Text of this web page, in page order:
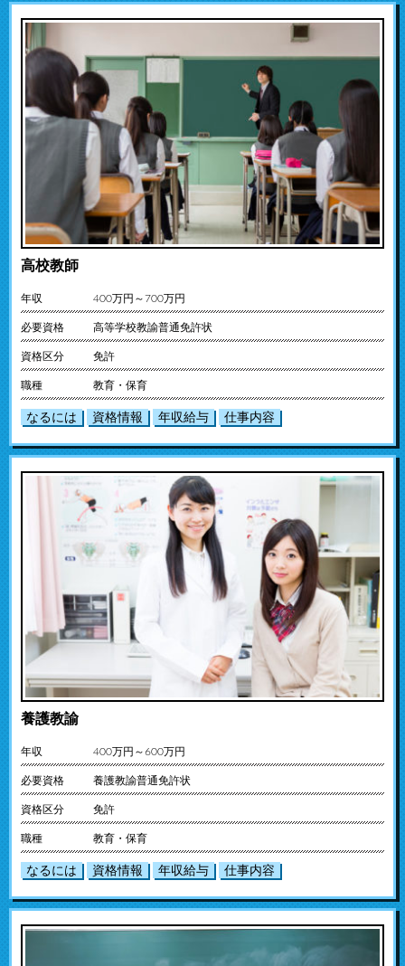
高校教師
年収 400万円～700万円
必要資格 高等学校教諭普通免許状
資格区分 免許
職種 教育・保育
なるには 資格情報 年収給与 仕事内容
養護教諭
年収 400万円～600万円
必要資格 養護教諭普通免許状
資格区分 免許
職種 教育・保育
なるには 資格情報 年収給与 仕事内容